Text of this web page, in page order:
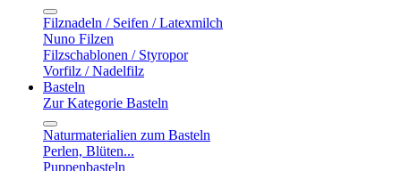
Filznadeln / Seifen / Latexmilch
Nuno Filzen
Filzschablonen / Styropor
Vorfilz / Nadelfilz
Basteln
Zur Kategorie Basteln
Naturmaterialien zum Basteln
Perlen, Blüten...
Puppenbasteln